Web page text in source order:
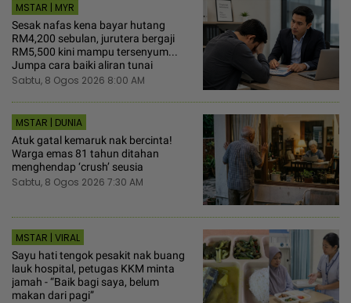
MSTAR | MYR
Sesak nafas kena bayar hutang
RM4,200 sebulan, jurutera bergaji
RM5,500 kini mampu tersenyum...
Jumpa cara baiki aliran tunai
Sabtu, 8 Ogos 2026 8:00 AM
MSTAR | DUNIA
Atuk gatal kemaruk nak bercinta!
Warga emas 81 tahun ditahan
menghendap ‘crush’ seusia
Sabtu, 8 Ogos 2026 7:30 AM
MSTAR | VIRAL
Sayu hati tengok pesakit nak buang
lauk hospital, petugas KKM minta
jamah - “Baik bagi saya, belum
makan dari pagi”